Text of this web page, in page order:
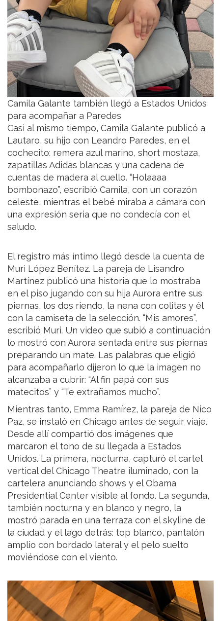
Camila Galante también llegó a Estados Unidos
para acompañar a Paredes
Casi al mismo tiempo, Camila Galante publicó a
Lautaro, su hijo con Leandro Paredes, en el
cochecito: remera azul marino, short mostaza,
zapatillas Adidas blancas y una cadena de
cuentas de madera al cuello. “Holaaaa
bombonazo”, escribió Camila, con un corazón
celeste, mientras el bebé miraba a cámara con
una expresión seria que no condecía con el
saludo.
El registro más íntimo llegó desde la cuenta de
Muri López Benítez. La pareja de Lisandro
Martínez publicó una historia que lo mostraba
en el piso jugando con su hija Aurora entre sus
piernas, los dos riendo, la nena con colitas y él
con la camiseta de la selección. “Mis amores”,
escribió Muri. Un video que subió a continuación
lo mostró con Aurora sentada entre sus piernas
preparando un mate. Las palabras que eligió
para acompañarlo dijeron lo que la imagen no
alcanzaba a cubrir: “Al fin papá con sus
matecitos” y “Te extrañamos mucho”.
Mientras tanto, Emma Ramírez, la pareja de Nico
Paz, se instaló en Chicago antes de seguir viaje.
Desde allí compartió dos imágenes que
marcaron el tono de su llegada a Estados
Unidos. La primera, nocturna, capturó el cartel
vertical del Chicago Theatre iluminado, con la
cartelera anunciando shows y el Obama
Presidential Center visible al fondo. La segunda,
también nocturna y en blanco y negro, la
mostró parada en una terraza con el skyline de
la ciudad y el lago detrás: top blanco, pantalón
amplio con bordado lateral y el pelo suelto
moviéndose con el viento.